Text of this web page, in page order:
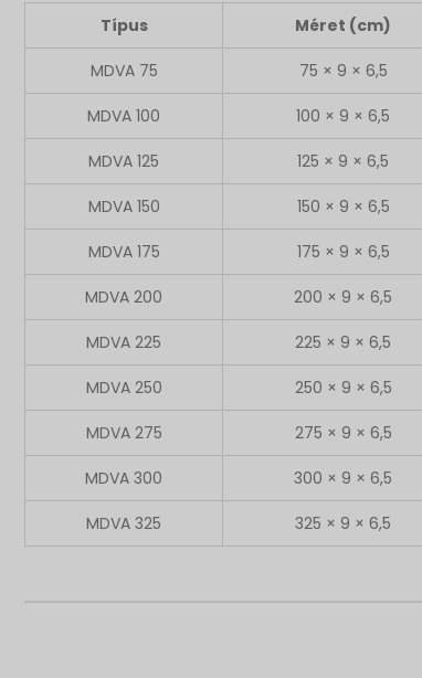
Típus Méret (cm)
MDVA 75 75 × 9 × 6,5
MDVA 100 100 × 9 × 6,5
MDVA 125 125 × 9 × 6,5
MDVA 150 150 × 9 × 6,5
MDVA 175 175 × 9 × 6,5
MDVA 200 200 × 9 × 6,5
MDVA 225 225 × 9 × 6,5
MDVA 250 250 × 9 × 6,5
MDVA 275 275 × 9 × 6,5
MDVA 300 300 × 9 × 6,5
MDVA 325 325 × 9 × 6,5